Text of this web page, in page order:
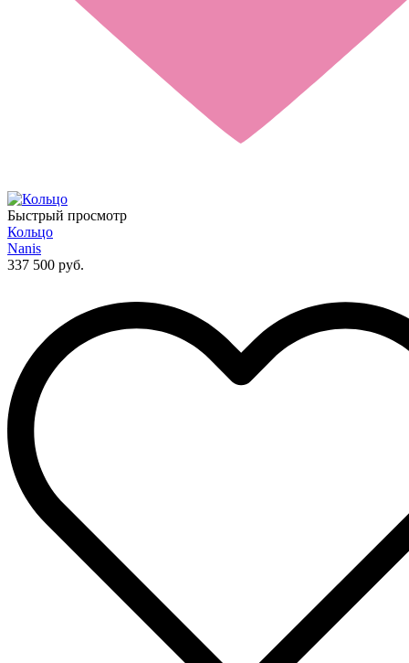
Быстрый просмотр
Кольцо
Nanis
337 500 руб.